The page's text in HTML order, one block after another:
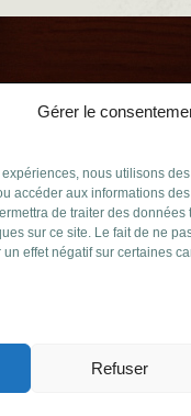
Gérer le
nous utilisons
accéder aux informations
de traiter des
sur ce site. Le fait de ne
effet négatif sur certaines
Refuser